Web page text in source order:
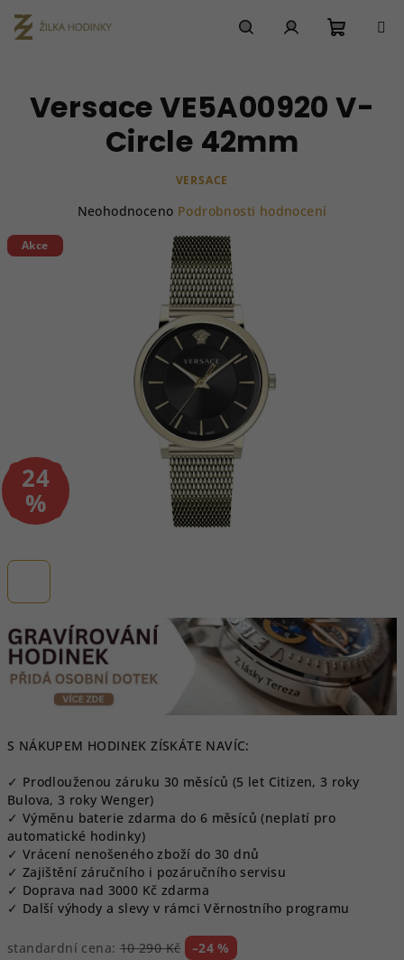
na
obsah
košík
S NÁKUPEM HODINEK ZÍSKÁTE NAVÍC:
✓ Prodlouženou záruku 30 měsíců (5 let Citizen, 3 roky
Bulova, 3 roky Wenger)
✓ Výměnu baterie zdarma do 6 měsíců (neplatí pro
automatické hodinky)
✓ Vrácení nenošeného zboží do 30 dnů
✓ Zajištění záručního i pozáručního servisu
✓ Doprava nad 3000 Kč zdarma
✓ Další výhody a slevy v rámci Věrnostního programu
standardní cena: 10 290 Kč –24 %
Versace VE5A00920 V-
Circle 42mm
VERSACE
produktu
Neohodnoceno Podrobnosti hodnocení
Akce
24
%